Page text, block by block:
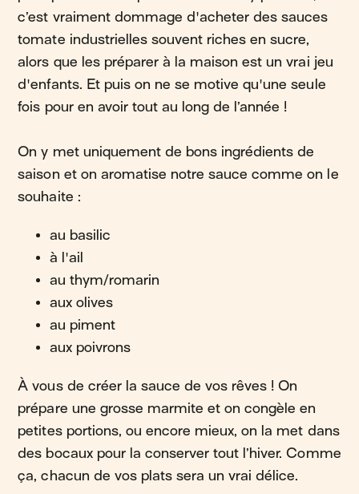
c’est vraiment dommage d'acheter des sauces
tomate industrielles souvent riches en sucre,
alors que les préparer à la maison est un vrai jeu
d'enfants. Et puis on ne se motive qu'une seule
fois pour en avoir tout au long de l’année !
On y met uniquement de bons ingrédients de
saison et on aromatise notre sauce comme on le
souhaite :
au basilic
à l'ail
au thym/romarin
aux olives
au piment
aux poivrons
À vous de créer la sauce de vos rêves ! On
prépare une grosse marmite et on congèle en
petites portions, ou encore mieux, on la met dans
des bocaux pour la conserver tout l’hiver. Comme
ça, chacun de vos plats sera un vrai délice.